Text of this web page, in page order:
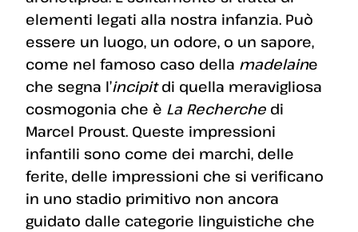
elementi legati alla nostra infanzia. Può
essere un luogo, un odore, o un sapore,
come nel famoso caso della madelaine
che segna l’incipitdi quella meravigliosa
cosmogonia che è La Recherche di
Marcel Proust. Queste impressioni
infantili sono come dei marchi, delle
ferite, delle impressioni che si verificano
in uno stadio primitivo non ancora
guidato dalle categorie linguistiche che